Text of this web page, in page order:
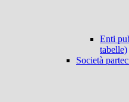
Enti
tabelle)
Società